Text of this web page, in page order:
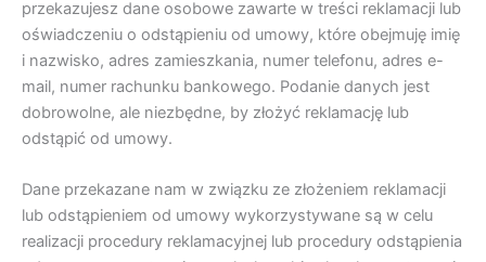
przekazujesz dane osobowe zawarte w treści reklamacji lub
oświadczeniu o odstąpieniu od umowy, które obejmuję imię
i nazwisko, adres zamieszkania, numer telefonu, adres e-
mail, numer rachunku bankowego. Podanie danych jest
dobrowolne, ale niezbędne, by złożyć reklamację lub
odstąpić od umowy.
Dane przekazane nam w związku ze złożeniem reklamacji
lub odstąpieniem od umowy wykorzystywane są w celu
realizacji procedury reklamacyjnej lub procedury odstąpienia